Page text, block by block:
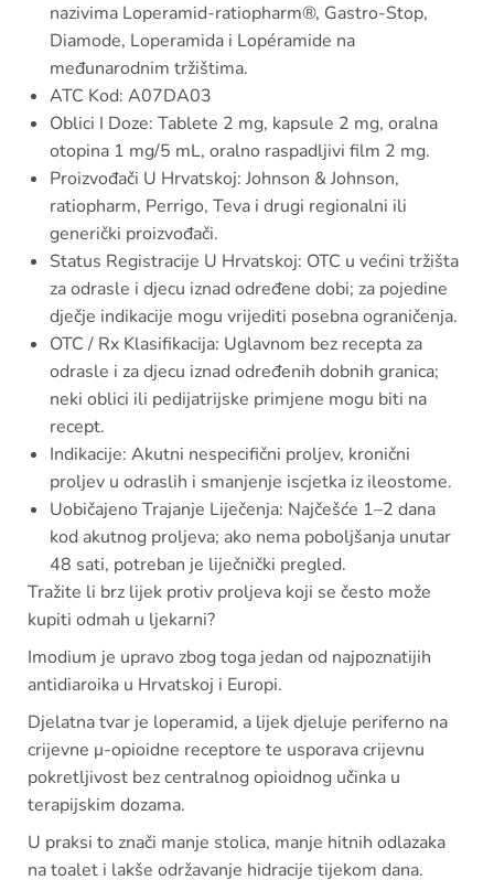
nazivima Loperamid-ratiopharm®, Gastro-Stop,
Diamode, Loperamida i Lopéramide na
međunarodnim tržištima.
ATC Kod: A07DA03
Oblici I Doze: Tablete 2 mg, kapsule 2 mg, oralna
otopina 1 mg/5 mL, oralno raspadljivi film 2 mg.
Proizvođači U Hrvatskoj: Johnson & Johnson,
ratiopharm, Perrigo, Teva i drugi regionalni ili
generički proizvođači.
Status Registracije U Hrvatskoj: OTC u većini tržišta
za odrasle i djecu iznad određene dobi; za pojedine
dječje indikacije mogu vrijediti posebna ograničenja.
OTC / Rx Klasifikacija: Uglavnom bez recepta za
odrasle i za djecu iznad određenih dobnih granica;
neki oblici ili pedijatrijske primjene mogu biti na
recept.
Indikacije: Akutni nespecifični proljev, kronični
proljev u odraslih i smanjenje iscjetka iz ileostome.
Uobičajeno Trajanje Liječenja: Najčešće 1–2 dana
kod akutnog proljeva; ako nema poboljšanja unutar
48 sati, potreban je liječnički pregled.
Tražite li brz lijek protiv proljeva koji se često može
kupiti odmah u ljekarni?
Imodium je upravo zbog toga jedan od najpoznatijih
antidiaroika u Hrvatskoj i Europi.
Djelatna tvar je loperamid, a lijek djeluje periferno na
crijevne μ-opioidne receptore te usporava crijevnu
pokretljivost bez centralnog opioidnog učinka u
terapijskim dozama.
U praksi to znači manje stolica, manje hitnih odlazaka
na toalet i lakše održavanje hidracije tijekom dana.